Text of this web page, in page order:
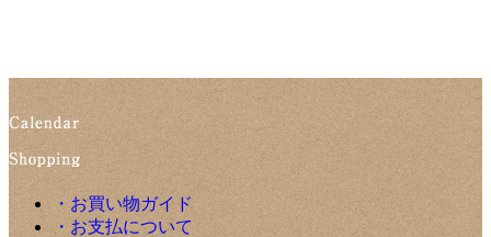
・お買い物ガイド
・お支払について